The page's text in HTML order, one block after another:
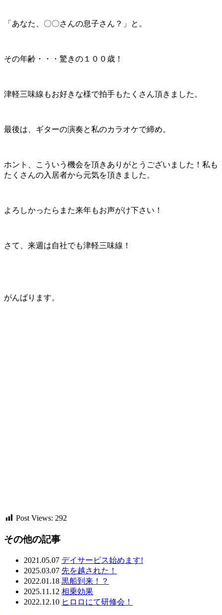
「あなた、〇〇さんの息子さん？」と。
その年齢・・・驚きの１００歳！
津軽三味線もお好きな様で拍手もたくさん頂きました。
最後は、ギターの演奏と私のカラオケで締め。
ホント、こういう機会を頂きありがとうございました！私も
たくさんの入居者から元気を頂きました。
よろしかったらまた来年もお声がけ下さい！
さて、来週は自社でも津軽三味線！
がんばります。
Post Views: 292
その他の記事
2021.05.07 デイサービス始めます!
2025.03.07 先を越された！
2022.01.18 黒船到来！？
2025.11.12 相乗効果
2022.12.10 ヒロロにて研修会！